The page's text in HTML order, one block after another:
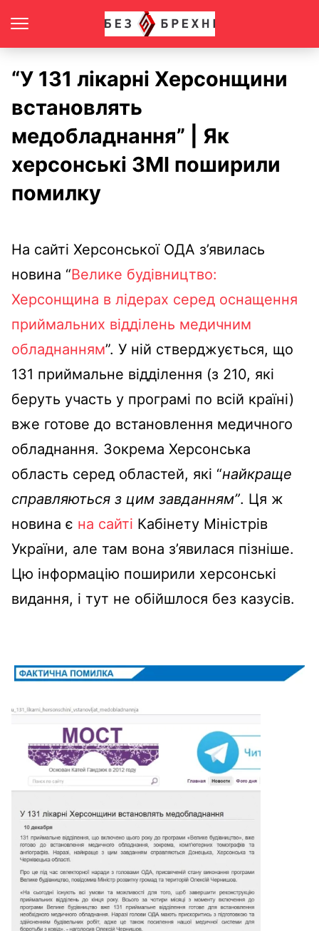
“У 131 лікарні Херсонщини
встановлять
медобладнання” | Як
херсонські ЗМІ поширили
помилку
На сайті Херсонської ОДА з’явилась
новина “Велике будівництво:
Херсонщина в лідерах серед оснащення
приймальних відділень медичним
обладнанням”. У ній стверджується, що
131 приймальне відділення (з 210, які
беруть участь у програмі по всій країні)
вже готове до встановлення медичного
обладнання. Зокрема Херсонська
область серед областей, які “найкраще
справляються з цим завданням”. Ця ж
новина є на сайті Кабінету Міністрів
України, але там вона з’явилася пізніше.
Цю інформацію поширили херсонські
видання, і тут не обійшлося без казусів.